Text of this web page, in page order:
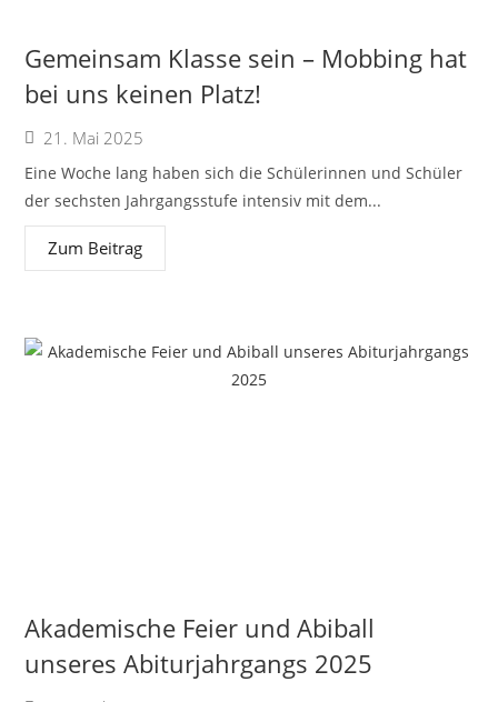
Gemeinsam Klasse sein – Mobbing hat
bei uns keinen Platz!
21. Mai 2025
Eine Woche lang haben sich die Schülerinnen und Schüler
der sechsten Jahrgangsstufe intensiv mit dem...
Zum Beitrag
Akademische Feier und Abiball
unseres Abiturjahrgangs 2025